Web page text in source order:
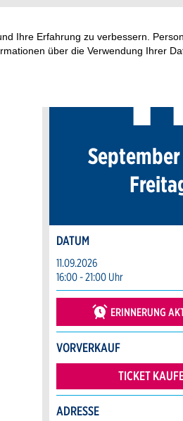
Ihre Erfahrung zu verbessern.
über die Verwendung Ihrer
Fr
.
DATUM
11.09.2026
16:00 - 21:00 Uhr
ERINNERUNG
VORVERKAUF
TICKET
ADRESSE